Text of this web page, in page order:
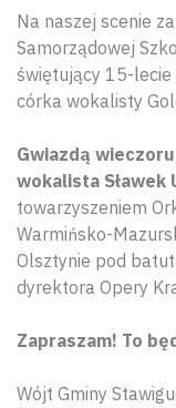
Na naszej scenie
Samorządowej
świętujący 15-lecie
córka wokalisty
Gwiazdą
wokalista Sławek
towarzyszeniem
Warmińsko-
Olsztynie pod
dyrektora Opery
Zapraszam! To
Wójt Gminy